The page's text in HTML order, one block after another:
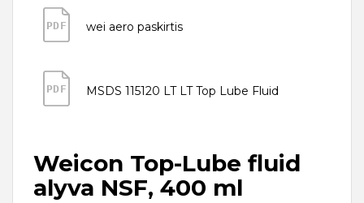
PDF wei aero paskirtis
PDF MSDS 115120 LT LT Top Lube Fluid
Weicon Top-Lube fluid
alyva NSF, 400 ml